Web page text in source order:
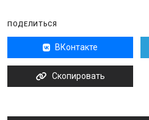
ПОДЕЛИТЬСЯ
ВКонтакте
Скопировать